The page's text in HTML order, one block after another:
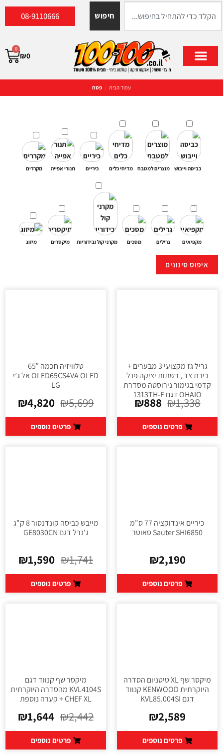
חיפוש 08-9110666
₪0
0
עמוד הבית / פסח
כביסה וייבוש מוצרים למטבח מדיחי כלים כיריים תנורי אפייה מקררים
מקפיאים גרילים מסכים מקרני קול ובידוריות מיקסרים מיזוג
איפוס סינונים
גריל גז מקצועי 3 מבערים +
כירת צד , רשתות יציקה פנל
קדמי בגימור נירוסטה מסדרת
OHAIO דגם 1313TH-F
₪1,338
₪888
פרטים נוספים
טלוויזיה חכמה 65″
OLED65CS4VA OLED אל ג’י
LG
₪5,699
₪4,820
פרטים נוספים
כיריים אינדוקציה 77 ס"מ
Sauter SHI6850 סאוטר
₪2,190
פרטים נוספים
מייבש כביסה קונדנסור 8 ק"ג
ג'נרל דגם GE8030CN
₪1,741
₪1,590
פרטים נוספים
מיקסר שף XL טיטניום הסדרה
היוקרתית KENWOOD קנווד
דגם KVL85.004SI
₪2,589
פרטים נוספים
מיקסר שף קנווד דגם
KVL4104S מהסדרה היוקרתית
CHEF XL + קערה נוספת
₪2,442
₪1,644
פרטים נוספים